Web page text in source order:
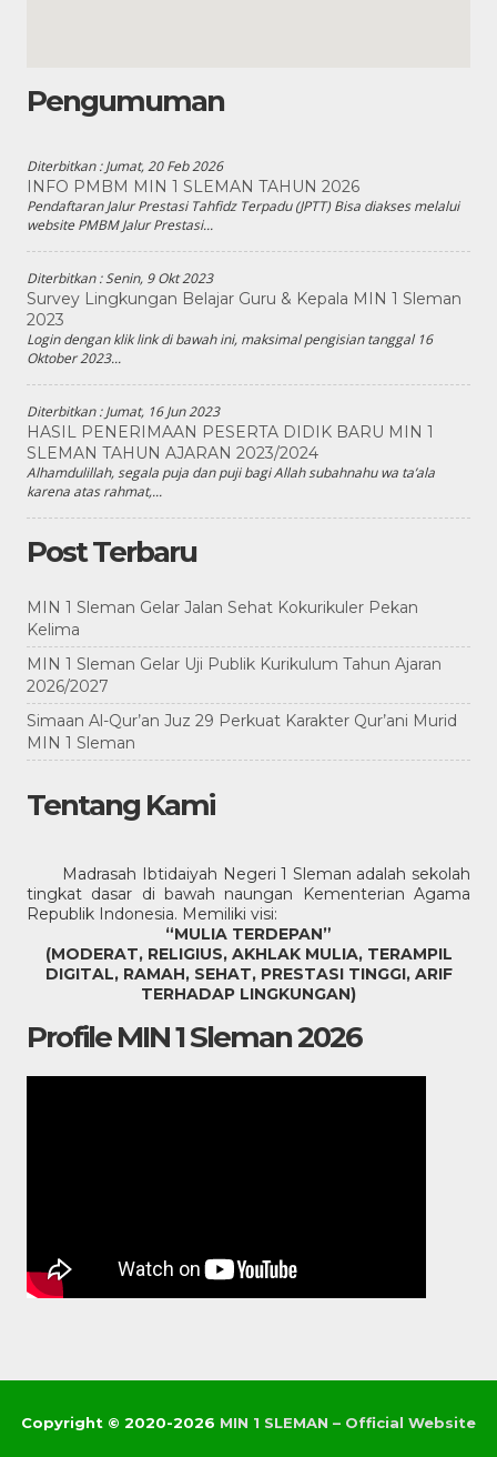
Pengumuman
Diterbitkan :Jumat, 20 Feb 2026
INFO PMBM MIN 1 SLEMAN TAHUN 2026
Pendaftaran Jalur Prestasi Tahfidz Terpadu (JPTT) Bisa diakses melalui
website PMBM Jalur Prestasi...
Diterbitkan :Senin, 9 Okt 2023
Survey Lingkungan Belajar Guru & Kepala MIN 1 Sleman
2023
Login dengan klik link di bawah ini, maksimal pengisian tanggal 16
Oktober 2023...
Diterbitkan :Jumat, 16 Jun 2023
HASIL PENERIMAAN PESERTA DIDIK BARU MIN 1
SLEMAN TAHUN AJARAN 2023/2024
Alhamdulillah, segala puja dan puji bagi Allah subahnahu wa ta’ala
karena atas rahmat,...
Post Terbaru
MIN 1 Sleman Gelar Jalan Sehat Kokurikuler Pekan
Kelima
MIN 1 Sleman Gelar Uji Publik Kurikulum Tahun Ajaran
2026/2027
Simaan Al-Qur’an Juz 29 Perkuat Karakter Qur’ani Murid
MIN 1 Sleman
Tentang Kami
Madrasah Ibtidaiyah Negeri 1 Sleman adalah sekolah
tingkat dasar di bawah naungan Kementerian Agama
Republik Indonesia. Memiliki visi:
“MULIA TERDEPAN”
(MODERAT, RELIGIUS, AKHLAK MULIA, TERAMPIL
DIGITAL, RAMAH, SEHAT, PRESTASI TINGGI, ARIF
TERHADAP LINGKUNGAN)
Profile MIN 1 Sleman 2026
Copyright © 2020-2026 MIN 1 SLEMAN – Official Website